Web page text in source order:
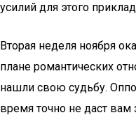
усилий для этого
Вторая неделя ноября
плане романтических
нашли свою судьбу.
время точно не даст вам